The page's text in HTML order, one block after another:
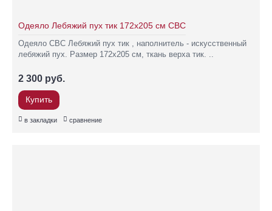
Одеяло Лебяжий пух тик 172х205 см СВС
Одеяло СВС Лебяжий пух тик , наполнитель - искусственный
лебяжий пух. Размер 172х205 см, ткань верха тик. ..
2 300 руб.
Купить
в закладки сравнение